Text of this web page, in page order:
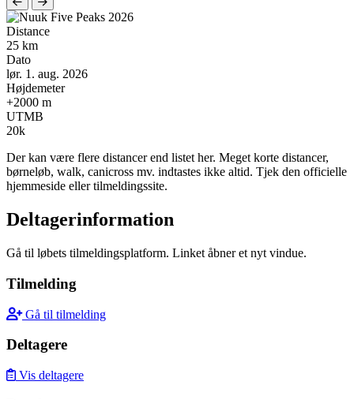
Distance
25 km
Dato
lør. 1. aug. 2026
Højdemeter
+2000 m
UTMB
20k
Der kan være flere distancer end listet her. Meget korte distancer,
børneløb, walk, canicross mv. indtastes ikke altid. Tjek den officielle
hjemmeside eller tilmeldingssite.
Deltagerinformation
Gå til løbets tilmeldingsplatform. Linket åbner et nyt vindue.
Tilmelding
Gå til tilmelding
Deltagere
Vis deltagere